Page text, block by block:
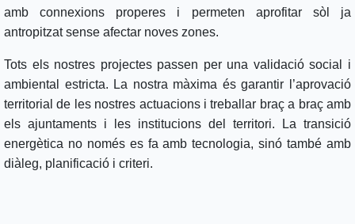
amb connexions properes i permeten aprofitar sòl ja
antropitzat sense afectar noves zones.
Tots els nostres projectes passen per una validació social i
ambiental estricta. La nostra màxima és garantir l’aprovació
territorial de les nostres actuacions i treballar braç a braç amb
els ajuntaments i les institucions del territori. La transició
energètica no només es fa amb tecnologia, sinó també amb
diàleg, planificació i criteri.